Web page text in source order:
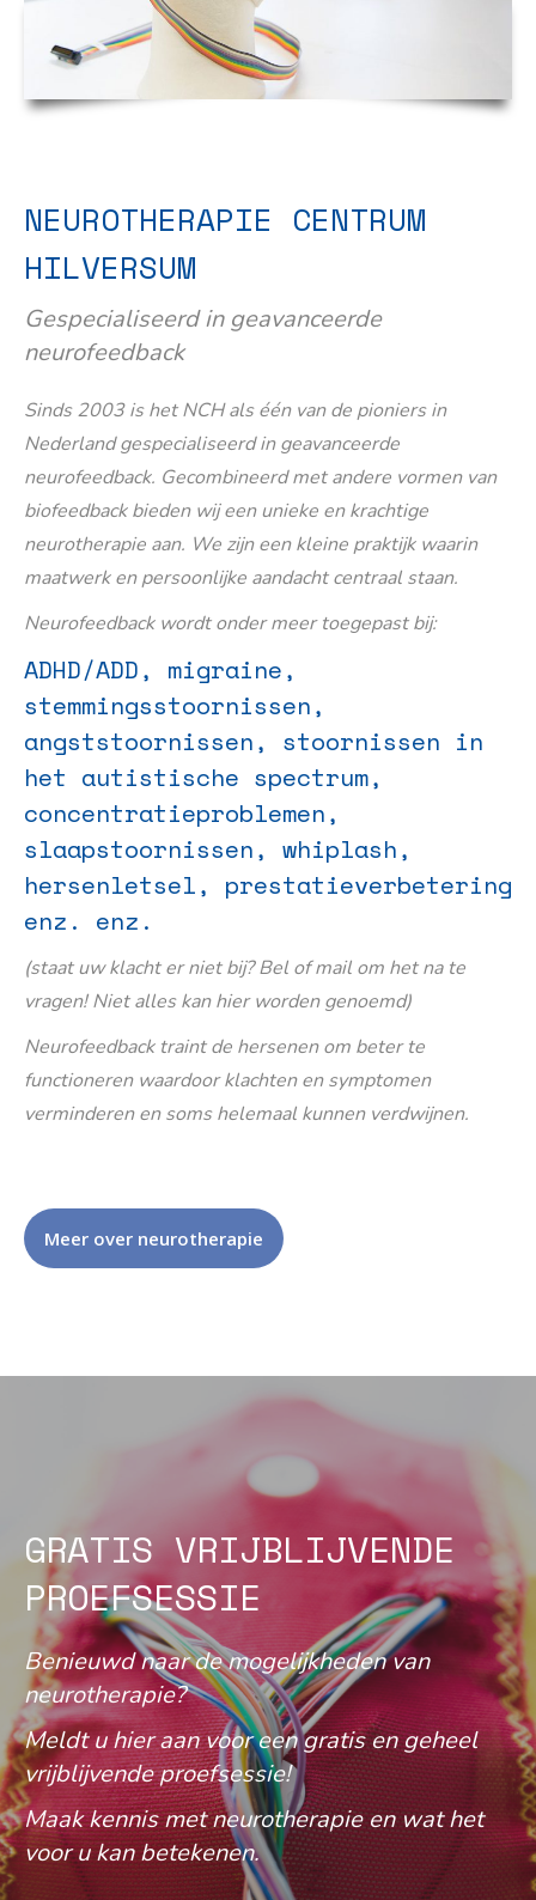
NEUROTHERAPIE CENTRUM
HILVERSUM
Gespecialiseerd in geavanceerde
neurofeedback
Sinds 2003 is het NCH als één van de pioniers in
Nederland gespecialiseerd in geavanceerde
neurofeedback. Gecombineerd met andere vormen van
biofeedback bieden wij een unieke en krachtige
neurotherapie aan. We zijn een kleine praktijk waarin
maatwerk en persoonlijke aandacht centraal staan.
Neurofeedback wordt onder meer toegepast bij:
ADHD/ADD, migraine,
stemmingsstoornissen,
angststoornissen, stoornissen in
het autistische spectrum,
concentratieproblemen,
slaapstoornissen, whiplash,
hersenletsel, prestatieverbetering
enz. enz.
(staat uw klacht er niet bij? Bel of mail om het na te
vragen! Niet alles kan hier worden genoemd)
Neurofeedback traint de hersenen om beter te
functioneren waardoor klachten en symptomen
verminderen en soms helemaal kunnen verdwijnen.
Meer over neurotherapie
GRATIS VRIJBLIJVENDE
PROEFSESSIE
Benieuwd naar de mogelijkheden van
neurotherapie?
Meldt u hier aan voor een gratis en geheel
vrijblijvende proefsessie!
Maak kennis met neurotherapie en wat het
voor u kan betekenen.